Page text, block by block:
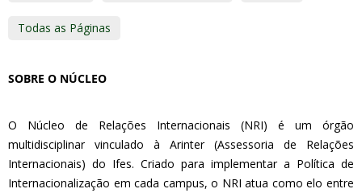
Todas as Páginas
SOBRE O NÚCLEO
O Núcleo de Relações Internacionais (NRI) é um órgão
multidisciplinar vinculado à Arinter (Assessoria de Relações
Internacionais) do Ifes. Criado para implementar a Política de
Internacionalização em cada campus, o NRI atua como elo entre